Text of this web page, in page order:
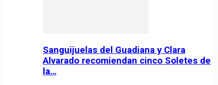
Sanguijuelas del Guadiana y Clara
Alvarado recomiendan cinco Soletes de
la…